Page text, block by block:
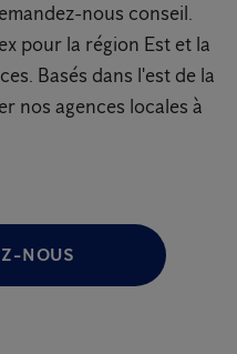
nous conseil.
pour la région Est et la
Basés dans l'est de la
nos agences locales à
NOUS